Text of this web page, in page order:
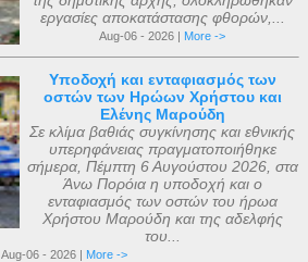
εργασίες αποκατάστασης φθορών,...
Aug-06 - 2026 | More ->
Υποδοχή και ενταφιασμός των
οστών των Ηρώων Χρήστου και
Ελένης Μαρούδη
Σε κλίμα βαθιάς συγκίνησης και εθνικής
υπερηφάνειας πραγματοποιήθηκε
σήμερα, Πέμπτη 6 Αυγούστου 2026, στα
Άνω Πορόια η υποδοχή και ο
ενταφιασμός των οστών του ήρωα
Χρήστου Μαρούδη και της αδελφής
του...
Aug-06 - 2026 | More ->